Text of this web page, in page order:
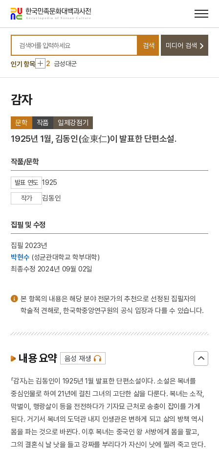
바로가기
바로가기
검색어를 입력하세요
검색 미디어 검색
인기 항목
10 독서회
1 고양 송포 백송
2 금성대군
3 황련청장탕
6
반야심경
7
세조
10 독서회
1
고양 송포 백송
5 마노
6 반야심경
8 연천 경순왕릉
9 김종서
감자
문학 작품 일제강점기
1925년 1월, 김동인(金東仁)이 발표한 단편소설.
작품/문학
발표 연도 1925
작가 김동인
집필 및 수정
집필 2023년
박현수 (성균관대학교 학부대학)
최종수정 2024년 09월 02일
본 항목의 내용은 해당 분야 전문가의 추천으로 선정된 집필자의
학술적 견해로, 한국학중앙연구원의 공식 입장과 다를 수 있습니다.
내용 요약 음성 재생
「감자」는 김동인이 1925년 1월 발표한 단편소설이다. 소설은 복녀를
중심인물로 하여 21년에 걸친 그녀의 고단한 삶을 다룬다. 복녀는 소작,
막벌이, 행랑살이 등을 전전하다가 기자묘 근처로 송충이 잡이를 가게
된다. 거기서 복녀의 도덕관 내지 인생관은 변하게 되고 삶의 방책 역시
몸을 파는 것으로 바뀐다. 이후 복녀는 중국인 왕 서방에게 몸을 팔고,
그의 결혼식 날 낫을 들고 강짜를 부리다가 자신이 낫에 찔려 죽고 만다.